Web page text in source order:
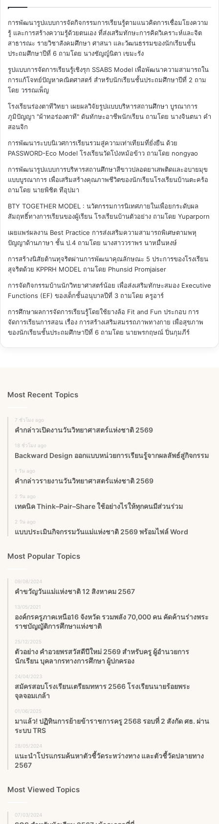
การพัฒนารูปแบบการจัดกิจกรรมการเรียนรู้ตามแนวคิดการเชื่อมโยงความ
รู้ และการสร้างความรู้ด้วยตนเอง ที่ส่งเสริมทักษะการคิดวิเคราะห์และจิต
สาธารณะ รายวิชาสังคมศึกษา ศาสนา และวัฒนธรรมของนักเรียนชั้น
ประถมศึกษาปีที่ 6 ถามโดย นางชัญญ์นิตา เขมะรัง
รูปแบบการจัดการเรียนรู้เชิงรุก SSABS Model เพื่อพัฒนาความสามารถใน
การแก้โจทย์ปัญหาคณิตศาสตร์ สำหรับนักเรียนชั้นประถมศึกษาปีที่ 2 ถาม
โดย วรรณเพ็ญ
โรงเรียนร่องตาทีวิทยา เผยผลวิจัยรูปแบบบริหารสถานศึกษา บูรณาการ
ภูมิปัญญา "ผ้าทอร่องตาที" ดันทักษะอาชีพนักเรียน ถามโดย นางจินตนา คำ
สอนจิก
การพัฒนาระบบนิเวศการเรียนรวมสู่ความเท่าเทียมที่ยั่งยืน ด้วย
PASSWORD-Eco Model โรงเรียนวัดโป่งหม้อข้าว ถามโดย nongyao
การพัฒนารูปแบบการบริหารสถานศึกษาสีขาวปลอดยาเสพติดและอบายมุข
แบบบูรณาการ เพื่อเสริมสร้างคุณภาพชีวิตของนักเรียนโรงเรียนบ้านตะคร้อ
ถามโดย นายพิชิต ทีอุปมา
BTY TOGETHER MODEL : นวัตกรรมการนิเทศภายในเพื่อยกระดับผล
สัมฤทธิ์ทางการเรียนของผู้เรียน โรงเรียนบ้านตัวอย่าง ถามโดย Yuparporn
เผยแพร่ผลงาน Best Practice การส่งเสริมความสามารถพิเศษตามพหุ
ปัญญาด้านภาษา ชั้น ป.4 ถามโดย นางสาววราพร นาหมื่นหงษ์
การสร้างนิสัยต้านทุจริตผ่านการพัฒนาคุณลักษณะ 5 ประการของโรงเรียน
สุจริตด้วย KPPRH MODEL ถามโดย Phunsid Promjaiser
การจัดกิจกรรมบ้านนักวิทยาศาสตร์น้อย เพื่อส่งเสริมทักษะสมอง Executive
Functions (EF) ของเด็กชั้นอนุบาลปีที่ 3 ถามโดย ครูอาร์
การศึกษาผลการจัดการเรียนรู้โดยใช้ยางล้อ Fit and Fun ประกอบ การ
จัดการเรียนการสอน เรื่อง การสร้างเสริมสมรรถภาพทางกาย เพื่อสุขภาพ
ของนักเรียนชั้นประถมศึกษาปีที่ 6 ถามโดย นายพรกฤษณ์ ปิ่นกุมภีร์
Most Recent Topics
7 ชั่วโมง ago
คำกล่าวเปิดงานวันวิทยาศาสตร์แห่งชาติ 2569
18 ชั่วโมง ago
Backward Design ออกแบบหน่วยการเรียนรู้จากผลลัพธ์สู่กิจกรรม
1 วัน ago
คำกล่าวรายงานวันวิทยาศาสตร์แห่งชาติ 2569
2 วัน ago
เทคนิค Think–Pair–Share ใช้อย่างไรให้ทุกคนมีส่วนร่วม
2 วัน ago
แบบประเมินกิจกรรมวันแม่แห่งชาติ 2569 พร้อมไฟล์ Word
Most Popular Topics
09/08/2024
คำขวัญวันแม่แห่งชาติ 12 สิงหาคม 2567
13/05/2021
องค์กรครูภาคเหนือ16 จังหวัด รวมพลัง 70,000 คน คัดค้านร่างพระ
ราชบัญญัติการศึกษาแห่งชาติ
25/12/2025
ตัวอย่าง คำอวยพรสวัสดีปีใหม่ 2569 สำหรับครู ผู้อำนวยการ
นักเรียน บุคลากรทางการศึกษา ผู้ปกครอง
24/04/2023
สมัครสอบโรงเรียนเตรียมทหาร 2566 โรงเรียนนายร้อยพระ
จุลจอมเกล้า
01/06/2025
มาแล้ว! ปฏิทินการย้ายข้าราชการครู 2568 รอบที่ 2 สังกัด ศธ. ผ่าน
ระบบ TRS
28/05/2024
แนะนำโปรแกรมค้นหาตัวชี้วัดระหว่างทาง และตัวชี้วัดปลายทาง
2567
Most Viewed Topics
07/03/2024